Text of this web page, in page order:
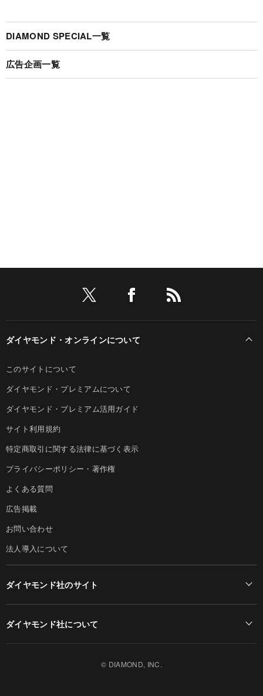
DIAMOND SPECIAL一覧
広告企画一覧
ダイヤモンド・オンラインについて
このサイトについて
ダイヤモンド・プレミアムについて
ダイヤモンド・プレミアム活用ガイド
サイト利用規約
特定商取引に関する法律に基づく表示
プライバシーポリシー・著作権
よくある質問
広告掲載
お問い合わせ
法人導入について
ダイヤモンド社のサイト
ダイヤモンド社について
© DIAMOND, INC.